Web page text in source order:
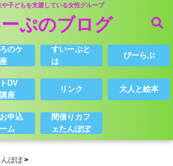
や子どもを支援している女性グループ
ぷのブログ
のケ
すいーぷと
は
びーらぶ
DV
座
リンク 大人と絵本
申込
ム
間借りカフ
ェたんぽぽ
ぽぽ